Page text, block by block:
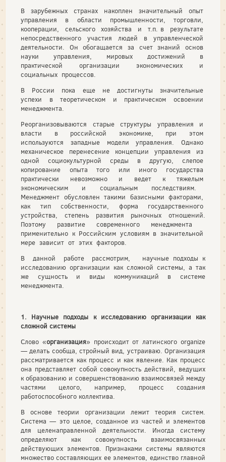
В зарубежных странах накоплен значительный опыт
управления в области промышленности, торговли,
кооперации, сельского хозяйства и т.п. в результате
непосредственного участия людей в управленческой
деятельности. Он обогащается за счет знаний основ
науки управления, мировых достижений в
практической организации экономических и
социальных процессов.
В России пока еще не достигнуты значительные
успехи в теоретическом и практическом освоении
менеджмента.
Реорганизовываются старые структуры управления и
власти в российской экономике, при этом
используются западные модели управления. Однако
механическое перенесение концепции управления из
одной социокультурной среды в другую, слепое
копирование опыта того или иного государства
практически невозможно и ведет к тяжелым
экономическим и социальным последствиям.
Менеджмент обусловлен такими базисными факторами,
как тип собственности, форма государственного
устройства, степень развития рыночных отношений.
Поэтому развитие современного менеджмента
применительно к Российским условиям в значительной
мере зависит от этих факторов.
В данной работе рассмотрим, научные подходы к
исследованию организации как сложной системы, а так
же сущность и виды коммуникаций в системе
менеджмента.
1. Научные подходы к исследованию организации как
сложной системы
Слово «организация» происходит от латинского organize
— де­лать сообща, стройный вид, устраиваю. Организация
рассматрива­ется как процесс и как явление. Как процесс
она представляет собой совокупность действий, ведущих
к образованию и совер­шенствованию взаимосвязей между
частями целого, например, процесс создания
работоспособного коллектива.
В основе теории организации лежит теория систем.
Система — это целое, созданное из частей и элементов
для целенаправлен­ной деятельности. Иногда систему
определяют как совокупность взаимосвязанных
действующих элементов. Признаками системы яв­ляются
множество составляющих ее элементов, единство главной